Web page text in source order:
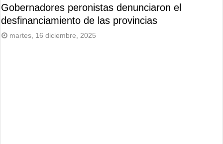
Gobernadores peronistas denunciaron el
desfinanciamiento de las provincias
martes, 16 diciembre, 2025